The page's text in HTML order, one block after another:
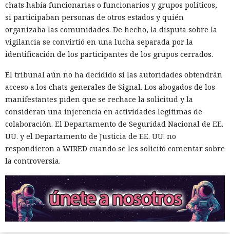
chats había funcionarias o funcionarios y grupos políticos,
si participaban personas de otros estados y quién
organizaba las comunidades. De hecho, la disputa sobre la
vigilancia se convirtió en una lucha separada por la
identificación de los participantes de los grupos cerrados.
El tribunal aún no ha decidido si las autoridades obtendrán
acceso a los chats generales de Signal. Los abogados de los
manifestantes piden que se rechace la solicitud y la
consideran una injerencia en actividades legítimas de
colaboración. El Departamento de Seguridad Nacional de EE.
UU. y el Departamento de Justicia de EE. UU. no
respondieron a WIRED cuando se les solicitó comentar sobre
la controversia.